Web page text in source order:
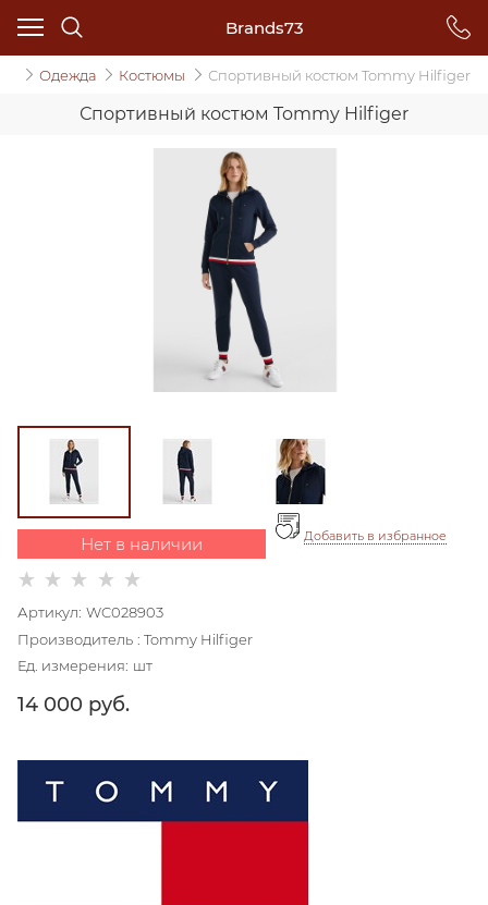
Brands73
Одежда Костюмы Спортивный костюм Tommy Hilfiger
Спортивный костюм Tommy Hilfiger
Нет в наличии Добавить в избранное
Артикул: WC028903
Производитель : Tommy Hilfiger
Ед. измерения: шт
14 000 руб.